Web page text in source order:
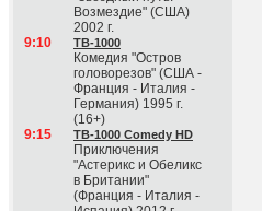
Возмездие" (США)
2002 г.
9:10
ТВ-1000
Комедия "Остров
головорезов" (США -
Франция - Италия -
Германия) 1995 г.
(16+)
9:15
ТВ-1000 Comedy HD
Приключения
"Астерикс и Обеликс
в Британии"
(Франция - Италия -